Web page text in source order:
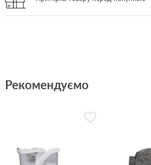
Рекомендуємо